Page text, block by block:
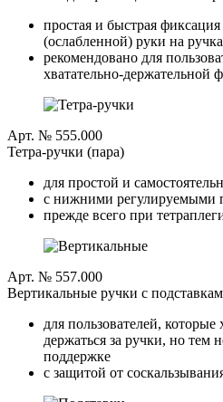
простая и быстрая
(ослабленной) руки на
рекомендовано для
хватательно-держательной
Арт. № 555.000
Тетра-ручки (пара)
для простой и
с нижними регулируемыми
прежде всего при
Арт. № 557.000
Вертикальные ручки с
для пользователей, которые
держаться за ручки, но тем
поддержке
с защитой от